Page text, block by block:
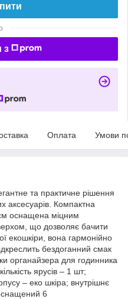
з
Оплата Умови
та практичне рішення
аксесуарів. Компактна
оснащена міцним
що дозволяє бачити
екошкіри, вона гармонійно
бездоганний смак
органайзера для годинника
ярусів – 1 шт;
– еко шкіра; внутрішнє
6